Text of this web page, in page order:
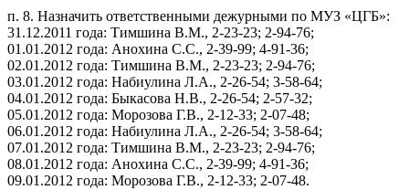
п. 8. Назначить ответственными дежурными по МУЗ «ЦГБ»:
31.12.2011 года: Тимшина В.М., 2-23-23; 2-94-76;
01.01.2012 года: Анохина С.С., 2-39-99; 4-91-36;
02.01.2012 года: Тимшина В.М., 2-23-23; 2-94-76;
03.01.2012 года: Набиулина Л.А., 2-26-54; 3-58-64;
04.01.2012 года: Быкасова Н.В., 2-26-54; 2-57-32;
05.01.2012 года: Морозова Г.В., 2-12-33; 2-07-48;
06.01.2012 года: Набиулина Л.А., 2-26-54; 3-58-64;
07.01.2012 года: Тимшина В.М., 2-23-23; 2-94-76;
08.01.2012 года: Анохина С.С., 2-39-99; 4-91-36;
09.01.2012 года: Морозова Г.В., 2-12-33; 2-07-48.